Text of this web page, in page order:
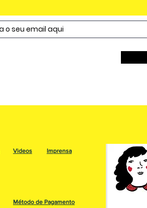
Videos Imprensa
Método de Pagamento